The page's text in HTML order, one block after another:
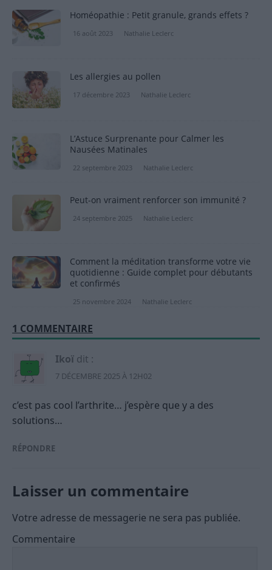
Homéopathie : Petit granule, grands effets ?
16 août 2023 Nathalie Leclerc
Les allergies au pollen
17 décembre 2023 Nathalie Leclerc
L’Astuce Surprenante pour Calmer les
Nausées Matinales
22 septembre 2023 Nathalie Leclerc
Peut-on vraiment renforcer son immunité ?
24 septembre 2025 Nathalie Leclerc
Comment la méditation transforme votre vie
quotidienne : Guide complet pour débutants
et confirmés
25 novembre 2024 Nathalie Leclerc
1 COMMENTAIRE
Ikoï dit :
7 DÉCEMBRE 2025 À 12H02
c’est pas cool l’arthrite… j’espère que y a des
solutions…
RÉPONDRE
Laisser un commentaire
Votre adresse de messagerie ne sera pas publiée.
Commentaire